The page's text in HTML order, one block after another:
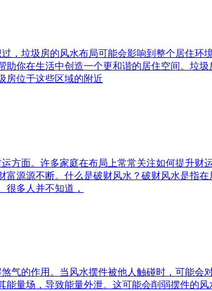
，垃圾房的风水布局可能会影响到整个居住环
你在生活中创造一个更和谐的居住空间。垃
房位于这些区域的附近
方面。许多家庭在布局上常常关注如何提升财
源源不断。什么是破财风水？破财风水是指
多人并不知道，
的作用。当风水摆件被他人触碰时，可能会
量场，导致能量外泄。这可能会削弱摆件的风